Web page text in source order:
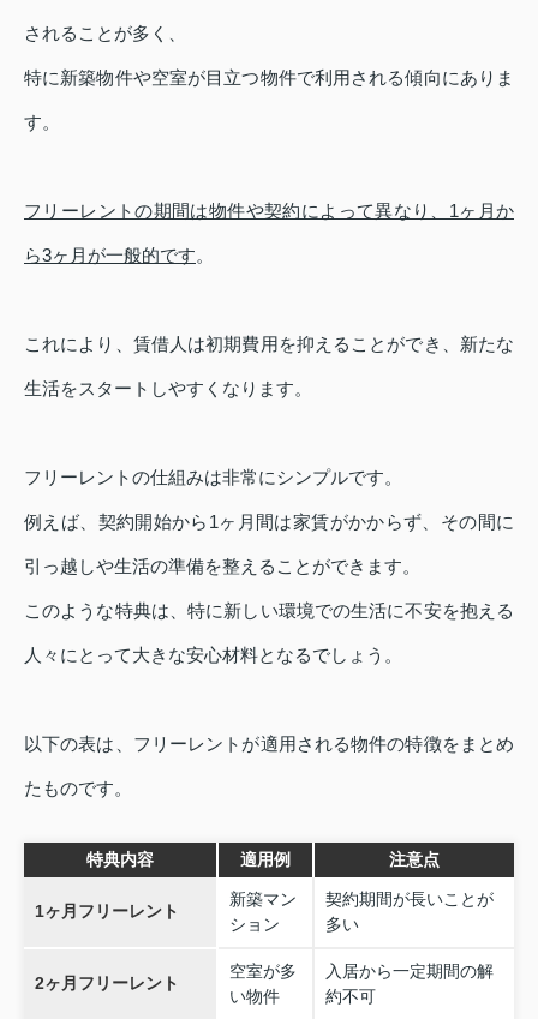
されることが多く、
特に新築物件や空室が目立つ物件で利用される傾向にありま
す。
フリーレントの期間は物件や契約によって異なり、1ヶ月か
ら3ヶ月が一般的です。
これにより、賃借人は初期費用を抑えることができ、新たな
生活をスタートしやすくなります。
フリーレントの仕組みは非常にシンプルです。
例えば、契約開始から1ヶ月間は家賃がかからず、その間に
引っ越しや生活の準備を整えることができます。
このような特典は、特に新しい環境での生活に不安を抱える
人々にとって大きな安心材料となるでしょう。
以下の表は、フリーレントが適用される物件の特徴をまとめ
たものです。
特典内容 適用例 注意点
1ヶ月フリーレント
新築マン
ション
契約期間が長いことが
多い
2ヶ月フリーレント
空室が多
い物件
入居から一定期間の解
約不可